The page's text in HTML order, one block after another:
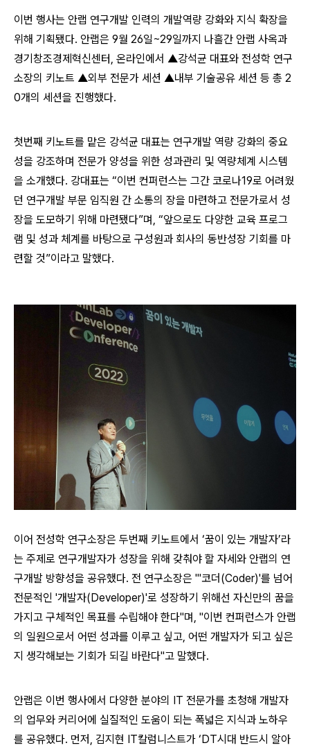
이번 행사는 안랩 연구개발 인력의 개발역량 강화와 지식 확장을
위해 기획됐다. 안랩은 9월 26일~29일까지 나흘간 안랩 사옥과
경기창조경제혁신센터, 온라인에서 ▲강석균 대표와 전성학 연구
소장의 키노트 ▲외부 전문가 세션 ▲내부 기술공유 세션 등 총 2
0개의 세션을 진행했다.
첫번째 키노트를 맡은 강석균 대표는 연구개발 역량 강화의 중요
성을 강조하며 전문가 양성을 위한 성과관리 및 역량체계 시스템
을 소개했다. 강대표는 “이번 컨퍼런스는 그간 코로나19로 어려웠
던 연구개발 부문 임직원 간 소통의 장을 마련하고 전문가로서 성
장을 도모하기 위해 마련됐다”며, “앞으로도 다양한 교육 프로그
램 및 성과 체계를 바탕으로 구성원과 회사의 동반성장 기회를 마
련할 것”이라고 말했다.
이어 전성학 연구소장은 두번째 키노트에서 ‘꿈이 있는 개발자’라
는 주제로 연구개발자가 성장을 위해 갖춰야 할 자세와 안랩의 연
구개발 방향성을 공유했다. 전 연구소장은 "'코더(Coder)'를 넘어
전문적인 '개발자(Developer)'로 성장하기 위해선 자신만의 꿈을
가지고 구체적인 목표를 수립해야 한다"며, "이번 컨퍼런스가 안랩
의 일원으로서 어떤 성과를 이루고 싶고, 어떤 개발자가 되고 싶은
지 생각해보는 기회가 되길 바란다"고 말했다.
안랩은 이번 행사에서 다양한 분야의 IT 전문가를 초청해 개발자
의 업무와 커리어에 실질적인 도움이 되는 폭넓은 지식과 노하우
를 공유했다. 먼저, 김지현 IT칼럼니스트가 ‘DT시대 반드시 알아